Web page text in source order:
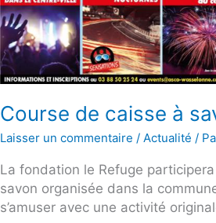
Course de caisse à
Laisser un commentaire /Actualité /
La fondation le Refuge
savon organisée dans la
s’amuser avec une activité